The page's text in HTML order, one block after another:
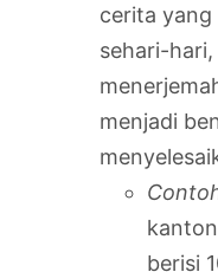
cerita yang
sehari-
menjadi
berisi